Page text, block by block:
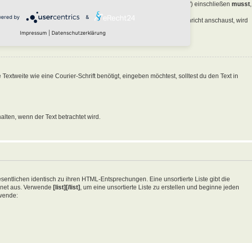
Beachte, dass du den Namen in Anführungszeichen ("") einschließen musst,
du den Text in[quote][/quote]einschließen. Wenn du die Nachricht anschaust, wird
wie eine Courier-Schrift benötigt, eingeben möchtest, solltest du den Text in
wenn der Text betrachtet wird.
identisch zu ihren HTML-Entsprechungen. Eine unsortierte Liste gibt die
aus. Verwende [list][/list] , um eine unsortierte Liste zu erstellen und beginne jeden
by &
Impressum Datenschutzerklärung